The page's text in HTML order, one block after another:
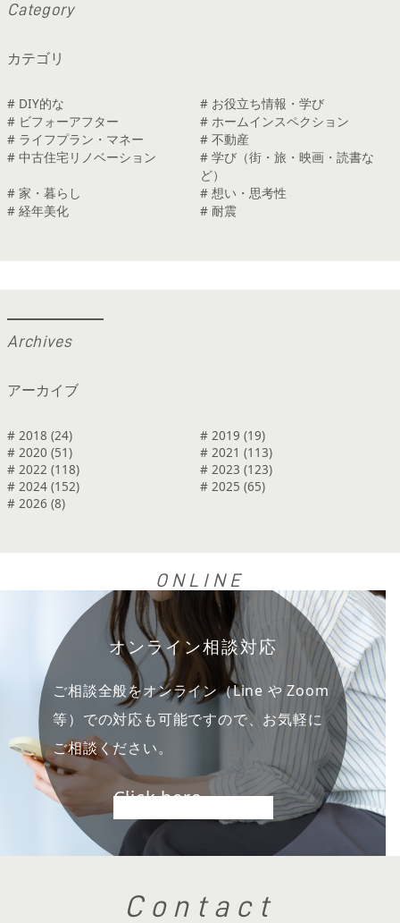
Category
カテゴリ
# DIY的な
# お役立ち情報・学び
# ビフォーアフター
# ホームインスペクション
# ライフプラン・マネー
# 不動産
# 中古住宅リノベーション
# 学び（街・旅・映画・読書な
ど）
# 家・暮らし
# 想い・思考性
# 経年美化
# 耐震
Archives
アーカイブ
# 2018 (24)
# 2019 (19)
# 2020 (51)
# 2021 (113)
# 2022 (118)
# 2023 (123)
# 2024 (152)
# 2025 (65)
# 2026 (8)
ONLINE
オンライン相談対応
ご相談全般をオンライン（Line や Zoom
等）での対応も可能ですので、お気軽に
ご相談ください。
Click here
Contact